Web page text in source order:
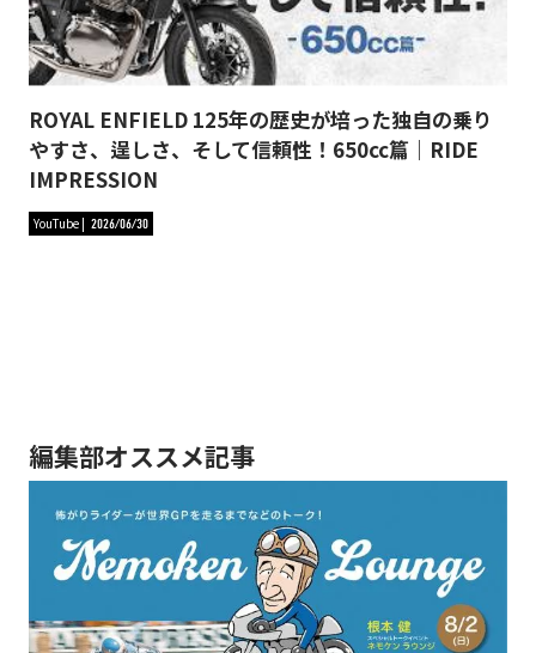
ROYAL ENFIELD 125年の歴史が培った独自の乗り
やすさ、逞しさ、そして信頼性！650cc篇｜RIDE
IMPRESSION
YouTube 2026/06/30
編集部オススメ記事